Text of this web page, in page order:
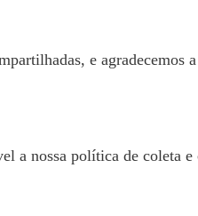
e agradecemos
a nossa política de coleta